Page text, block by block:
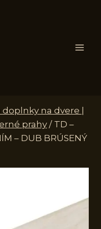
doplnky na dvere |
prahy / TD –
– DUB BRÚSENÝ